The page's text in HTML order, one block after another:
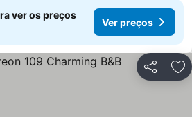
ver os preços
Ver preços
Partilhar